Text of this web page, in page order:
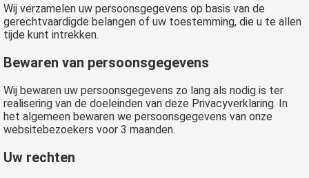
Wij verzamelen uw persoonsgegevens op basis van de
gerechtvaardigde belangen of uw toestemming, die u te allen
tijde kunt intrekken.
Bewaren van persoonsgegevens
Wij bewaren uw persoonsgegevens zo lang als nodig is ter
realisering van de doeleinden van deze Privacyverklaring. In
het algemeen bewaren we persoonsgegevens van onze
websitebezoekers voor 3 maanden.
Uw rechten